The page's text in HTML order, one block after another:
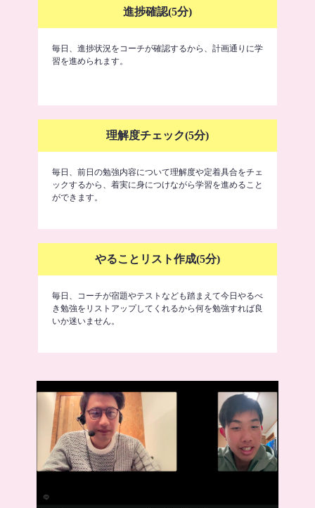
進捗確認(5分)
毎日、進捗状況をコーチが確認するから、計画通りに学
習を進められます。
理解度チェック(5分)
毎日、前日の勉強内容について理解度や定着具合をチェ
ックするから、着実に身につけながら学習を進めること
ができます。
やることリスト作成(5分)
毎日、コーチが宿題やテストなども踏まえて今日やるべ
き勉強をリストアップしてくれるから何を勉強すれば良
いか迷いません。